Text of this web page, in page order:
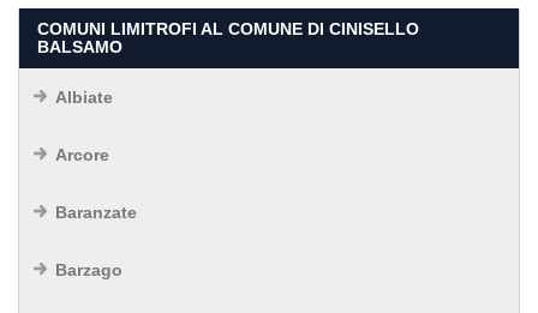
COMUNI LIMITROFI AL COMUNE DI CINISELLO
BALSAMO
Albiate
Arcore
Baranzate
Barzago